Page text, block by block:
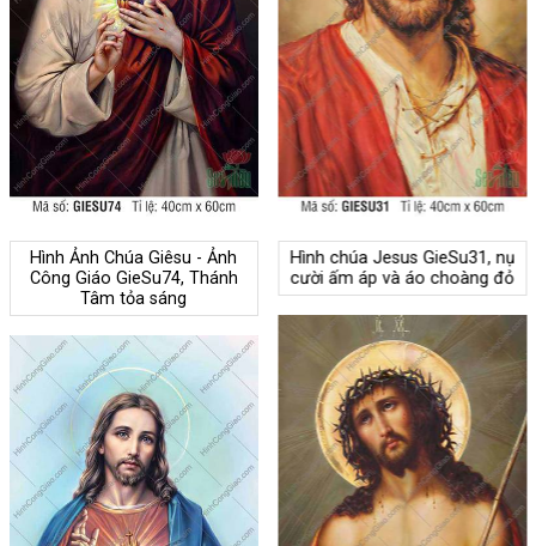
Hình Ảnh Chúa Giêsu - Ảnh
Công Giáo GieSu74, Thánh
Tâm tỏa sáng
Hình chúa Jesus GieSu31, nụ
cười ấm áp và áo choàng đỏ